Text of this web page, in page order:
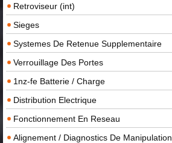
Retroviseur (int)
Sieges
Systemes De Retenue Supplementaire
Verrouillage Des Portes
1nz-fe Batterie / Charge
Distribution Electrique
Fonctionnement En Reseau
Alignement / Diagnostics De Manipulation